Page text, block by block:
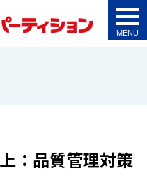
：品質管理対策